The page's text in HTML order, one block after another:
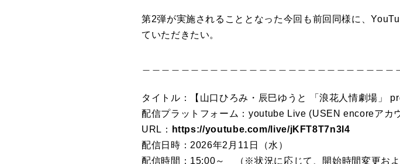
第2弾が実施されることとなった今回も前回同様に、
ていただきたい。
タイトル：【山口ひろみ・辰巳ゆうと 「浪花人情劇場」
配信プラットフォーム：youtube Live (USEN encoreアカ
URL：
https://youtube.com/live/jKFT8T7n3I4
配信日時：2026年2月11日（水）
配信時間：15:00～ （※状況に応じて、開始時間変更およ